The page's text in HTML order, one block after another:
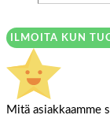
ILMOITA KUN
Mitä asiakkaamme